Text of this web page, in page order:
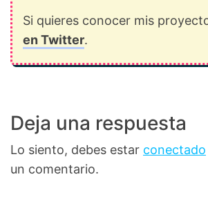
Si quieres conocer mis
en Twitter.
Deja una respuesta
Lo siento, debes estar conectado
un comentario.